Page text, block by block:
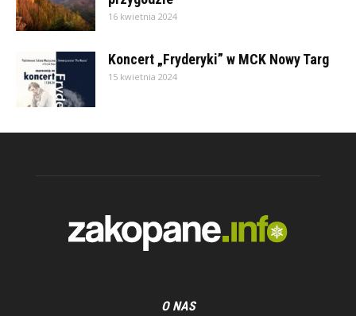
16 kwietnia 2024
Koncert „Fryderyki” w MCK Nowy Targ
15 kwietnia 2024
O NAS